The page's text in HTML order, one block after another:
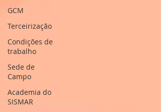
GCM
Terceirização
Condições de
trabalho
Sede de
Campo
Academia do
SISMAR